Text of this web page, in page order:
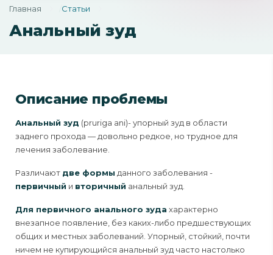
Главная Статьи
Анальный зуд
Описание проблемы
Анальный зуд (pruriga ani)- упорный зуд в области
заднего прохода — довольно редкое, но трудное для
лечения заболевание.
Различают две формы данного заболевания -
первичный и вторичный анальный зуд.
Для первичного анального зуда характерно
внезапное появление, без каких-либо предшествующих
общих и местных заболеваний. Упорный, стойкий, почти
ничем не купирующийся анальный зуд часто настолько